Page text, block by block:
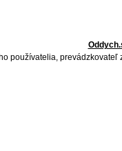
používatelia,